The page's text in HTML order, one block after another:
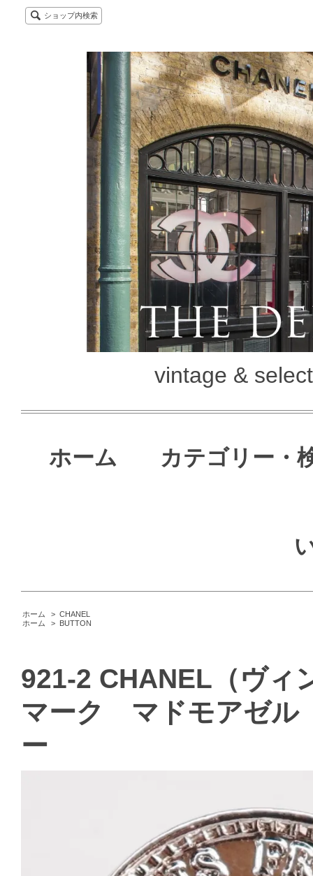
ショップ内検索
vintage &
ホーム カテゴリー・
ホーム > CHANEL
ホーム
> BUTTON
921-2 CHANEL（ヴ
マーク マドモアゼ
ー